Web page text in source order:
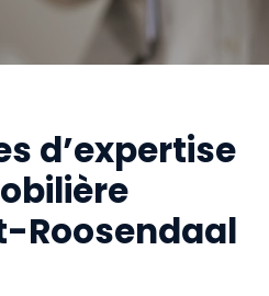
d’expertise
Roosendaal